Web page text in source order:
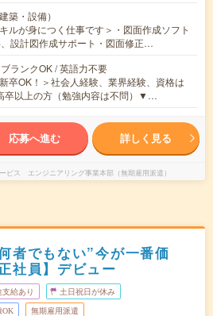
築・設備）
ルが身につく仕事です＞・図面作成ソフト
、設計図作成サポート・図面修正…
ランクOK / 英語力不要
卒OK！＞社会人経験、業界経験、資格は
卒以上の方（勉強内容は不問）▼…
応募へ進む 詳しく見る
ビス エンジニアリング事業本部（無期雇用派遣）
者でもない”今が一番価
社員】デビュー
給あり 土日祝日が休み
OK 無期雇用派遣